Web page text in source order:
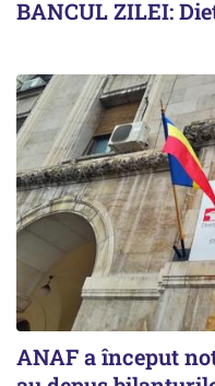
BANCUL ZILEI:
ANAF a început